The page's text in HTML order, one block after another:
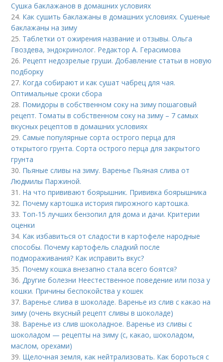
Сушка баклажанов в домашних условиях
24. Как сушить баклажаны в домашних условиях. Сушеные
баклажаны на зиму
25. Таблетки от ожирения название и отзывы. Ольга
Гвоздева, эндокринолог. Редактор А. Герасимова
26. Рецепт недозрелые груши. Добавление статьи в новую
подборку
27. Когда собирают и как сушат чабрец для чая.
Оптимальные сроки сбора
28. Помидоры в собственном соку на зиму пошаговый
рецепт. Томаты в собственном соку на зиму – 7 самых
вкусных рецептов в домашних условиях
29.Самые популярные сорта острого перца для
открытого грунта. Сорта острого перца для закрытого
грунта
30. Пьяные сливы на зиму. Варенье Пьяная слива от
Людмилы Паржиной.
31. На что прививают боярышник. Прививка боярышника
32. Почему картошка история пирожного картошка.
33. Топ-15 лучших бензопил для дома и дачи. Критерии
оценки
34. Как избавиться от сладости в картофеле народные
способы. Почему картофель сладкий после
подмораживания? Как исправить вкус?
35. Почему кошка внезапно стала всего боятся?
36.Другие болезни Неестественное поведение или поза у
кошки. Причины беспокойства у кошек
37. Варенье слива в шоколаде. Варенье из слив с какао на
зиму (очень вкусный рецепт сливы в шоколаде)
38. Варенье из слив шоколадное. Варенье из сливы с
шоколадом — рецепты на зиму (с, какао, шоколадом,
маслом, орехами)
39. Щелочная земля, как нейтрализовать. Как бороться с